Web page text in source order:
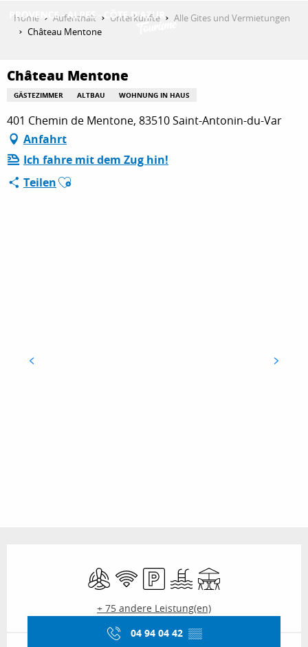
AKTIVITÄTEN
AUFENTHALT
Home Aufenthalt Unterkünfte
Alle Gites und Vermietungen
Château Mentone
Château Mentone
GÄSTEZIMMER ALTBAU WOHNUNG IN HAUS
401 Chemin de Mentone, 83510 Saint-Antonin-du-Var
Anfahrt
Ich fahre mit dem Zug hin!
TeilenAjouter aux favoris
Klimaanlage
Wi-Fi ParkplatzSchwimmbad
Terrasse
+ 75 andere Leistung(en)
04 94 04 42 ▒▒